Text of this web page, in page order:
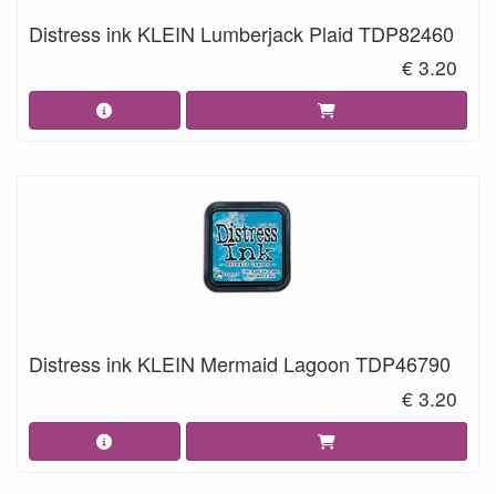
Distress ink KLEIN Lumberjack Plaid TDP82460
€ 3.20
Distress ink KLEIN Mermaid Lagoon TDP46790
€ 3.20